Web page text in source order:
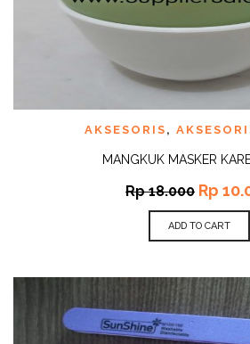
AKSESORIS ,
MANGKUK MASKER
Rp18.000 Rp
ADD TO CART